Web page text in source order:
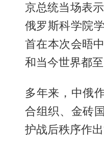
京总统当场表
俄罗斯科学院
首在本次会晤
和当今世界都至
多年来，中俄
合组织、金砖
护战后秩序作出